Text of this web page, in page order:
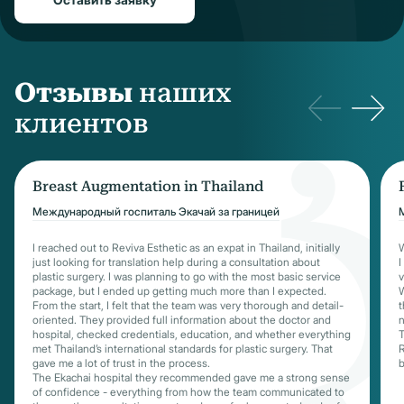
Отзывы наших
клиентов
Breast Augmentation in Thailand
Международный госпиталь Экачай за границей
I reached out to Reviva Esthetic as an expat in Thailand, initially
just looking for translation help during a consultation about
plastic surgery. I was planning to go with the most basic service
package, but I ended up getting much more than I expected.
From the start, I felt that the team was very thorough and detail-
oriented. They provided full information about the doctor and
hospital, checked credentials, education, and whether everything
met Thailand’s international standards for plastic surgery. That
gave me a lot of trust in the process.
The Ekachai hospital they recommended gave me a strong sense
of confidence - everything from how the team communicated to